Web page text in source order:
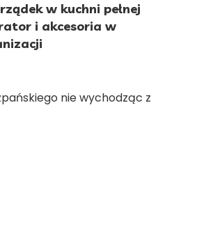
w kuchni pełnej
i akcesoria w